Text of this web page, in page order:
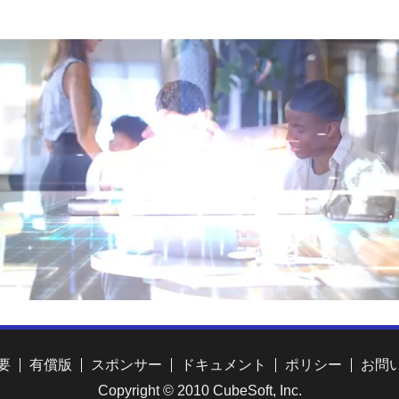
有償版 スポンサー ドキュメント ポリシー
お問
Copyright © 2010 CubeSoft, Inc.